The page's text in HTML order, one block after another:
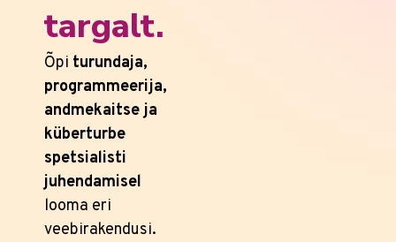
targalt.
Õpi turundaja,
programmeerija,
andmekaitse ja
küberturbe
spetsialisti
juhendamisel
looma eri
veebirakendusi.